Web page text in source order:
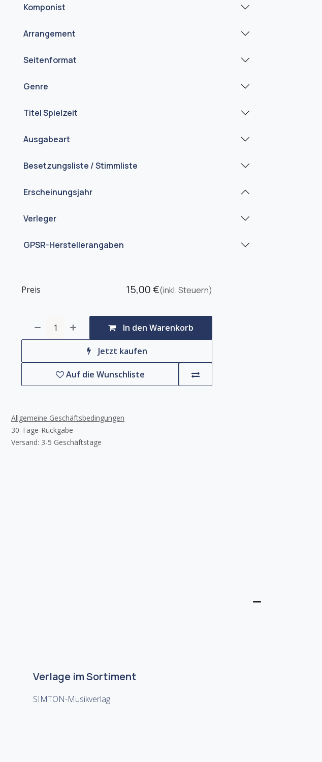
Komponist
Arrangement
Seitenformat
Genre
Titel Spielzeit
Ausgabeart
Besetzungsliste / Stimmliste
Erscheinungsjahr
Verleger
GPSR-Herstellerangaben
In den Warenkorb
Jetzt kaufen
Auf die Wunschliste
Preis 15,00€(inkl. Steuern)
Allgemeine Geschäftsbedingungen
30-Tage-Rückgabe
Versand: 3-5 Geschäftstage
Verlage im Sortiment
SIMTON-Musikverlag